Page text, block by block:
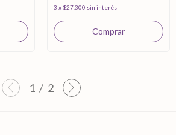
3 x $27.300 sin interés
1 / 2